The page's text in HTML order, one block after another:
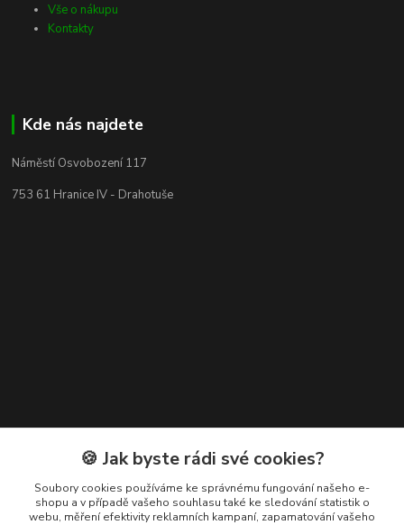
Vše o nákupu
Kontakty
Kde nás najdete
Náměstí Osvobození 117
753 61 Hranice IV - Drahotuše
Kontakty
+420 608 400 554
(Po-Pá, 8-15 hod.)
🍪 Jak byste rádi své cookies?
Soubory cookies používáme ke správnému fungování našeho e-
shopu a v případě vašeho souhlasu také ke sledování statistik o
webu, měření efektivity reklamních kampaní, zapamatování vašeho